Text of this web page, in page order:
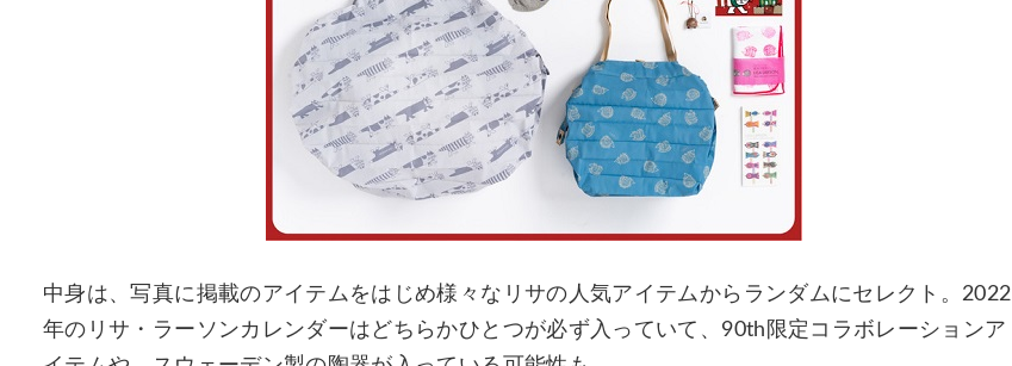
中身は、写真に掲載のアイテムをはじめ様々なリサの人気アイテムからランダムにセレクト。2022
年のリサ・ラーソンカレンダーはどちらかひとつが必ず入っていて、90th限定コラボレーションア